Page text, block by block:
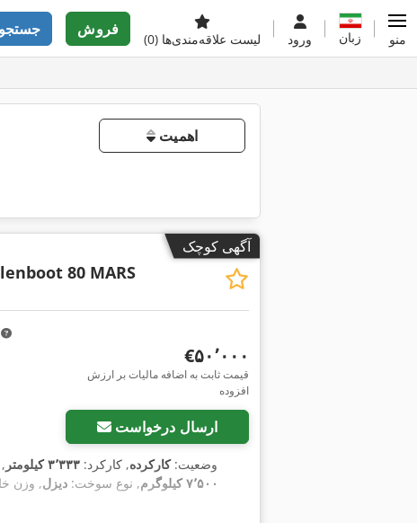
فروش
لیست علاقه‌مندی‌ها (0) ورود زبان منو
اهمیت
آگهی کوچک
80 MARS
‎€۵۰٬۰۰۰
قیمت ثابت به اضافه مالیات بر ارزش
افزوده
ارسال درخواست
وضعیت:کارکرده, کارکرد: ۳٬۳۳۳ کیلومتر
۷٬۵۰۰ کیلوگرم
, نوع سوخت: دیزل, وزن